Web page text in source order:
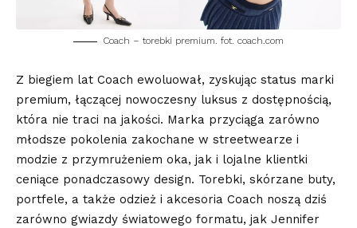
Coach – torebki premium. fot. coach.com
Z biegiem lat Coach ewoluował, zyskując status marki
premium, łączącej nowoczesny luksus z dostępnością,
która nie traci na jakości. Marka przyciąga zarówno
młodsze pokolenia zakochane w streetwearze i
modzie z przymrużeniem oka, jak i lojalne klientki
ceniące ponadczasowy design. Torebki, skórzane buty,
portfele, a także odzież i akcesoria Coach noszą dziś
zarówno gwiazdy światowego formatu, jak Jennifer